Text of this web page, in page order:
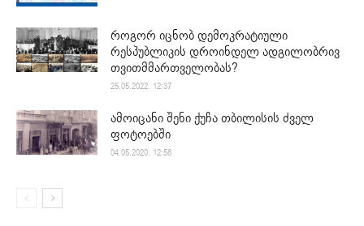
როგორ იცნობ დემოკრატიული
რესპუბლიკის დროინდელ ადგილობრივ
თვითმმართველობას?
25.05.2022. 12:37
ამოიცანი შენი ქუჩა თბილისის ძველ
ფოტოებში
04.05.2020. 12:58